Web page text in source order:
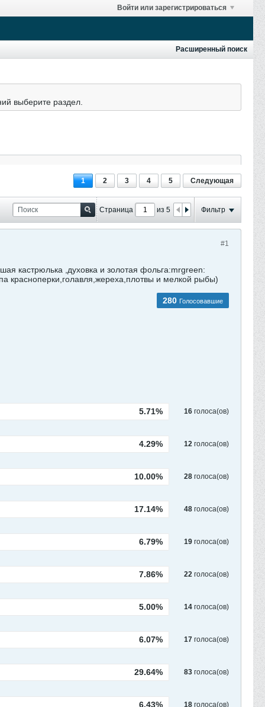
Войти или зарегистрироваться
Расширенный поиск
выберите раздел.
1 2 3 4 5 Следующая
Страница из 5 Фильтр
#1
кастрюлька ,духовка и золотая фольга:mrgreen:
красноперки,голавля,жереха,плотвы и мелкой рыбы)
280 Голосовавшие
5.71% 16 голоса(ов)
4.29% 12 голоса(ов)
10.00% 28 голоса(ов)
17.14% 48 голоса(ов)
6.79% 19 голоса(ов)
7.86% 22 голоса(ов)
5.00% 14 голоса(ов)
6.07% 17 голоса(ов)
29.64% 83 голоса(ов)
6.43% 18 голоса(ов)